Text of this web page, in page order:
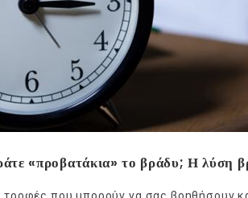
«προβατάκια» το βράδυ; Η λύση